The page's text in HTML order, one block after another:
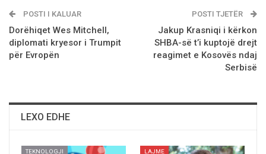
POSTI I KALUAR
Dorëhiqet Wes Mitchell,
diplomati kryesor i Trumpit
për Evropën
POSTI TJETËR
Jakup Krasniqi i kërkon
SHBA-së t’i kuptojë drejt
reagimet e Kosovës ndaj
Serbisë
LEXO EDHE
TEKNOLOGJI LAJME